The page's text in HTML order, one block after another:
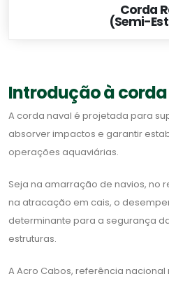
Corda
(Semi-
Introdução à
A corda naval é projetada para
absorver impactos e garantir
operações aquaviárias.
Seja na amarração de navios, no
na atracação em cais, o
determinante para a segurança
estruturas.
A Acro Cabos, referência